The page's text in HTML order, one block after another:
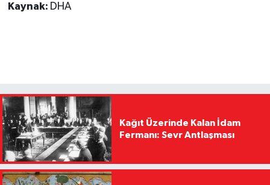
Kaynak: DHA
Kağıt Üzerinde Kalan İdam
Fermanı: Sevr Antlaşması